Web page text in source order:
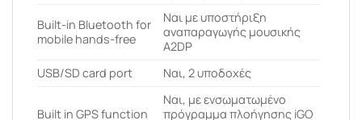
Built-in Bluetooth for
mobile hands-free
Ναι με υποστήριξη
αναπαραγωγής μουσικής
A2DP
USB/SD card port
Ναι, 2 υποδοχές
Built in GPS function
Ναι, με ενσωματωμένο
πρόγραμμα πλοήγησης iGO